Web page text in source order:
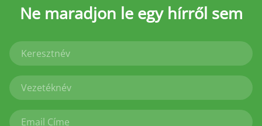
Ne maradjon le egy hírről sem